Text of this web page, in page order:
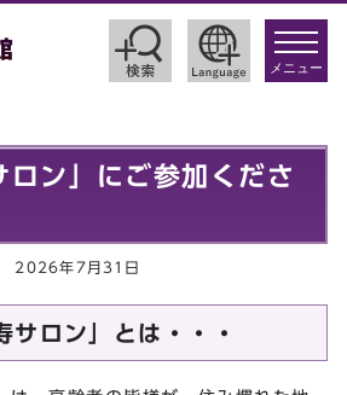
toggle
メニュー
ロン」にご参加くださ
2026年7月31日
サロン」とは・・・